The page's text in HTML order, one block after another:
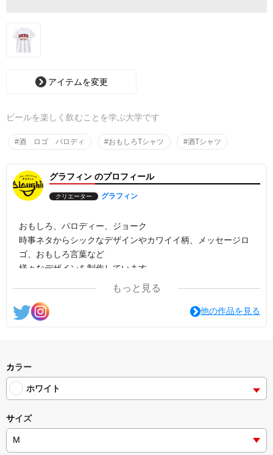
アイテムを変更
ビールを楽しく飲むことを学ぶ大学です
#酒 ロゴ パロディ #おもしろTシャツ #酒Tシャツ
グラフィン のプロフィール
クリエーター グラフィン
おもしろ、パロディー、ジョーク
時事ネタからシックなデザインやカワイイ柄、メッセージロ
ゴ、おもしろ言葉など
様々なデザインを制作しています。
もっと見る
他の作品を見る
カラー
ホワイト
サイズ